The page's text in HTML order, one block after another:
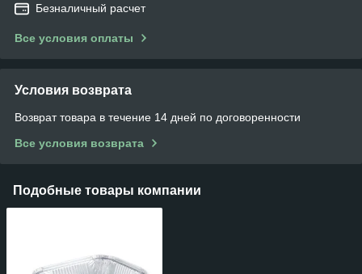
Безналичный расчет
Все условия оплаты
Условия возврата
Возврат товара в течение 14 дней по договоренности
Все условия возврата
Подобные товары компании